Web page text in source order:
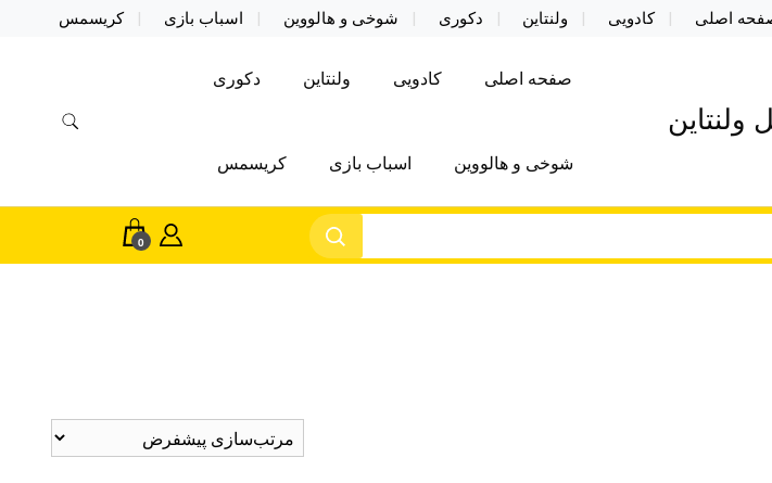
اصلی کادویی ولنتاین دکوری شوخی و هالووین اسباب بازی کریسمس
صفحه اصلی کادویی ولنتاین دکوری
شوخی و هالووین اسباب بازی کریسمس
0